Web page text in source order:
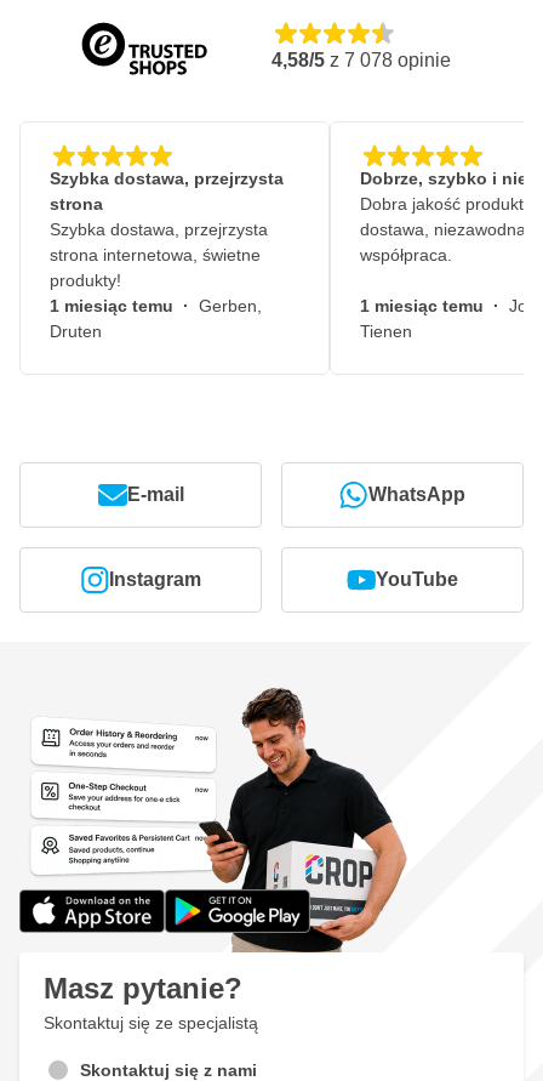
4,58/5 z 7 078 opinie
Szybka dostawa, przejrzysta
strona
Szybka dostawa, przejrzysta
strona internetowa, świetne
produkty!
1 miesiąc temu · Gerben,
Druten
Dobrze, szybko i
Dobra jakość
dostawa, niezawodna
współpraca.
1 miesiąc temu ·
Tienen
E-mail WhatsApp
Instagram YouTube
Masz pytanie?
Skontaktuj się ze specjalistą
Skontaktuj się z nami